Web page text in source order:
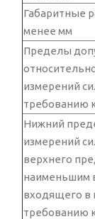
Габаритные
менее мм
Пределы
измерений
требованию
Нижний
измерений
верхнего
наименьшим
входящего в
требованию